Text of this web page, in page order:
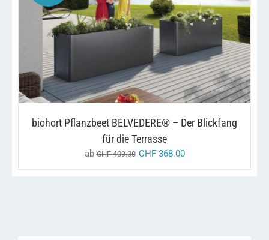
AUSFÜHRUNG WÄHLEN DIESES
PRODUKT
WEIST
MEHRERE
VARIANTEN
AUF.
DIE
OPTIONEN
AUF
DER
PRODUKTSEITE
GEWÄHLT
/ DETAILS
biohort Pflanzbeet BELVEDERE® – Der Blickfang
für die Terrasse
abCHF409.00 CHF368.00